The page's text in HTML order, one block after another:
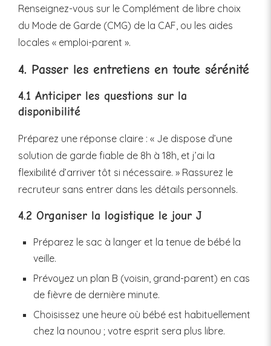
Renseignez-vous sur le Complément de libre choix
du Mode de Garde (CMG) de la CAF, ou les aides
locales « emploi-parent ».
4. Passer les entretiens en toute sérénité
4.1 Anticiper les questions sur la
disponibilité
Préparez une réponse claire : « Je dispose d’une
solution de garde fiable de 8h à 18h, et j’ai la
flexibilité d’arriver tôt si nécessaire. » Rassurez le
recruteur sans entrer dans les détails personnels.
4.2 Organiser la logistique le jour J
Préparez le sac à langer et la tenue de bébé la
veille.
Prévoyez un plan B (voisin, grand-parent) en cas
de fièvre de dernière minute.
Choisissez une heure où bébé est habituellement
chez la nounou ; votre esprit sera plus libre.